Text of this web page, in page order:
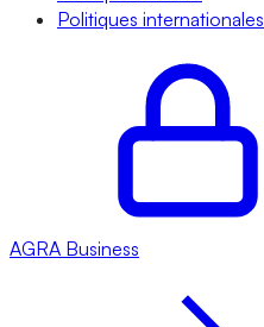
Politiques internationales
AGRA Business